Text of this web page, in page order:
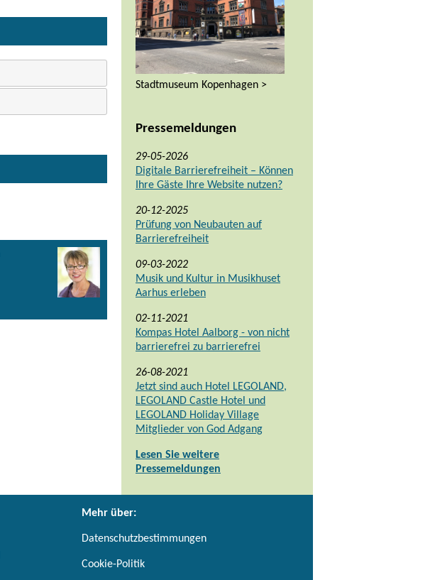
Stadtmuseum Kopenhagen >
Pressemeldungen
29-05-2026
Digitale Barrierefreiheit – Können
Ihre Gäste Ihre Website nutzen?
20-12-2025
Prüfung von Neubauten auf
Barrierefreiheit
09-03-2022
Musik und Kultur in Musikhuset
Aarhus erleben
02-11-2021
Kompas Hotel Aalborg - von nicht
barrierefrei zu barrierefrei
26-08-2021
Jetzt sind auch Hotel LEGOLAND,
LEGOLAND Castle Hotel und
LEGOLAND Holiday Village
Mitglieder von God Adgang
Lesen Sie weitere
Pressemeldungen
Mehr über:
Datenschutzbestimmungen
Cookie-Politik